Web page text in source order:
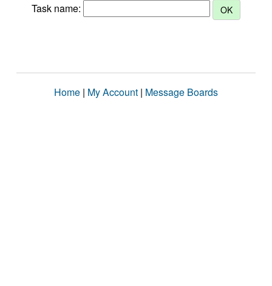
Task name:
Home | My Account | Message Boards